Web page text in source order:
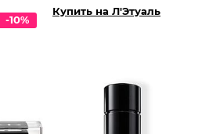
-10%
Купить на Л'Этуаль